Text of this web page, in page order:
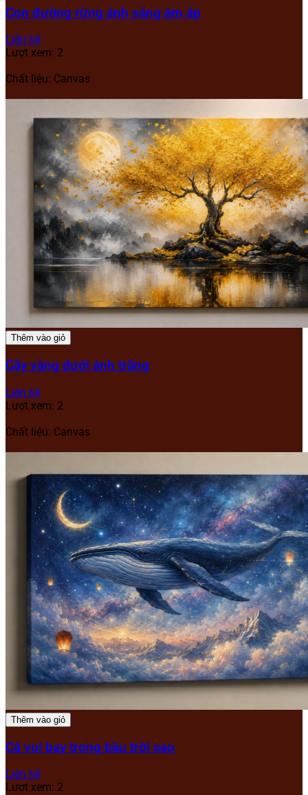
Con đường rừng ánh sáng ấm áp
Liên hệ
Lượt xem: 2
Chất liệu: Canvas
Thêm vào giỏ
Cây vàng dưới ánh trăng
Liên hệ
Lượt xem: 2
Chất liệu: Canvas
Thêm vào giỏ
Cá voi bay trong bầu trời sao
Liên hệ
Lượt xem: 2